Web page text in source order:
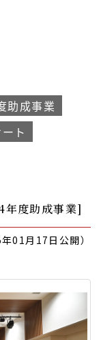
助成事業
ト
年度助成事業]
年01月17日公開）